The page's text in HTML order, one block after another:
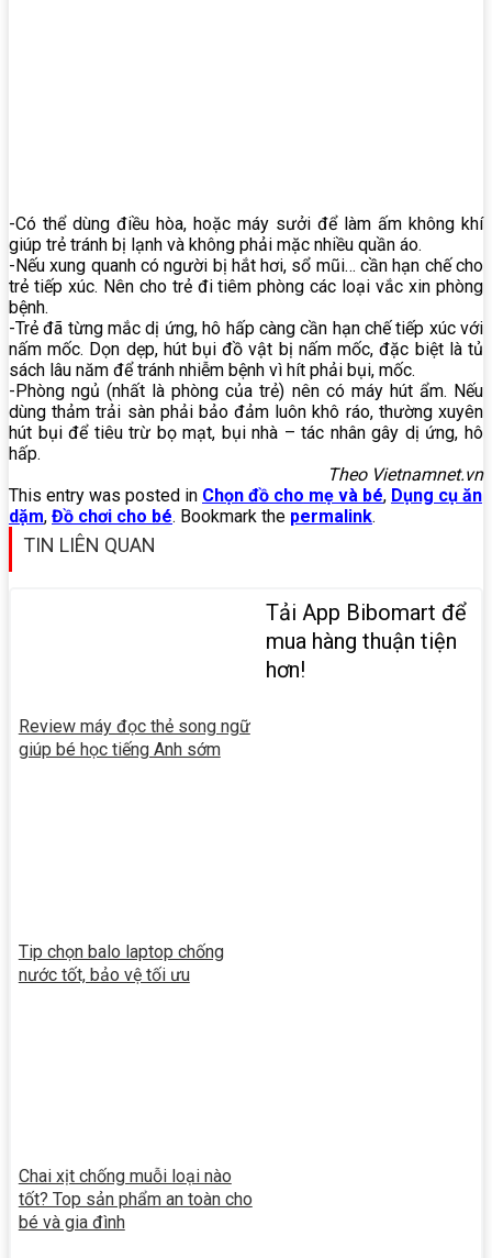
-Có thể dùng điều hòa, hoặc máy sưởi để làm ấm không khí
giúp trẻ tránh bị lạnh và không phải mặc nhiều quần áo.
-Nếu xung quanh có người bị hắt hơi, sổ mũi… cần hạn chế cho
trẻ tiếp xúc. Nên cho trẻ đi tiêm phòng các loại vắc xin phòng
bệnh.
-Trẻ đã từng mắc dị ứng, hô hấp càng cần hạn chế tiếp xúc với
nấm mốc. Dọn dẹp, hút bụi đồ vật bị nấm mốc, đặc biệt là tủ
sách lâu năm để tránh nhiễm bệnh vì hít phải bụi, mốc.
-Phòng ngủ (nhất là phòng của trẻ) nên có máy hút ẩm. Nếu
dùng thảm trải sàn phải bảo đảm luôn khô ráo, thường xuyên
hút bụi để tiêu trừ bọ mạt, bụi nhà – tác nhân gây dị ứng, hô
hấp.
Theo Vietnamnet.vn
This entry was posted in Chọn đồ cho mẹ và bé, Dụng cụ ăn
dặm, Đồ chơi cho bé. Bookmark the permalink.
TIN LIÊN QUAN
Review máy đọc thẻ song ngữ
giúp bé học tiếng Anh sớm
Tip chọn balo laptop chống
nước tốt, bảo vệ tối ưu
Chai xịt chống muỗi loại nào
tốt? Top sản phẩm an toàn cho
bé và gia đình
Tải App Bibomart để
mua hàng thuận tiện
hơn!